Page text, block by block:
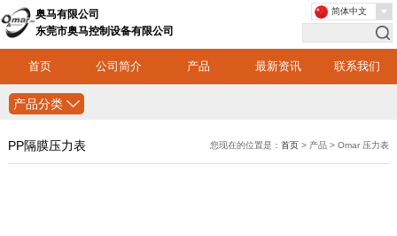
奥马有限公司
东莞市奥马控制设备有限公司
首页 公司简介 产品 最新资讯 联系我们
简体中文
产品分类
PP隔膜压力表 您现在的位置是：首页 > 产品 > Omar 压力表